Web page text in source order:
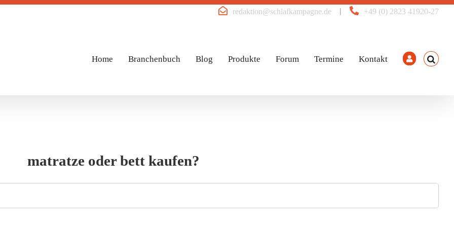
+49 (0) 2823 41920-27
|
redaktion@schlafkampagne.de
Home Branchenbuch Blog Produkte Forum Termine Kontakt
matratze oder bett kaufen?